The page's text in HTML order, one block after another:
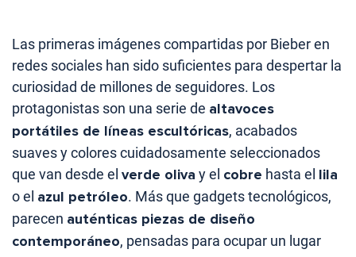
Las primeras imágenes compartidas por Bieber en
redes sociales han sido suficientes para despertar la
curiosidad de millones de seguidores. Los
protagonistas son una serie de altavoces
portátiles de líneas escultóricas, acabados
suaves y colores cuidadosamente seleccionados
que van desde el verde oliva y el cobre hasta el lila
o el azul petróleo. Más que gadgets tecnológicos,
parecen auténticas piezas de diseño
contemporáneo, pensadas para ocupar un lugar